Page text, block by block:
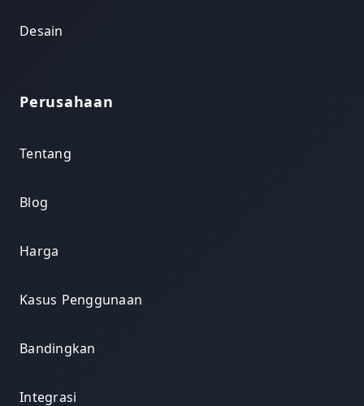
Desain
Perusahaan
Tentang
Blog
Harga
Kasus Penggunaan
Bandingkan
Integrasi